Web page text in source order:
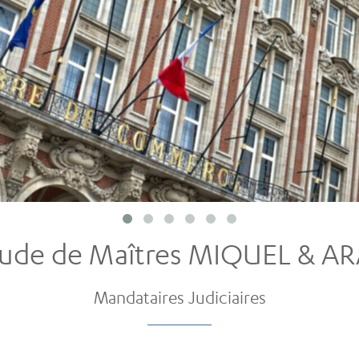
de Maîtres MIQUEL &
Mandataires Judiciaires